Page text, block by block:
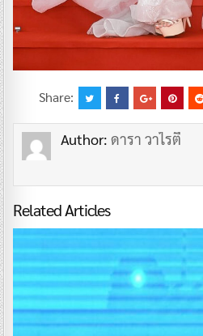
Share:
Author: ดารา วาไรตี้
Related Articles